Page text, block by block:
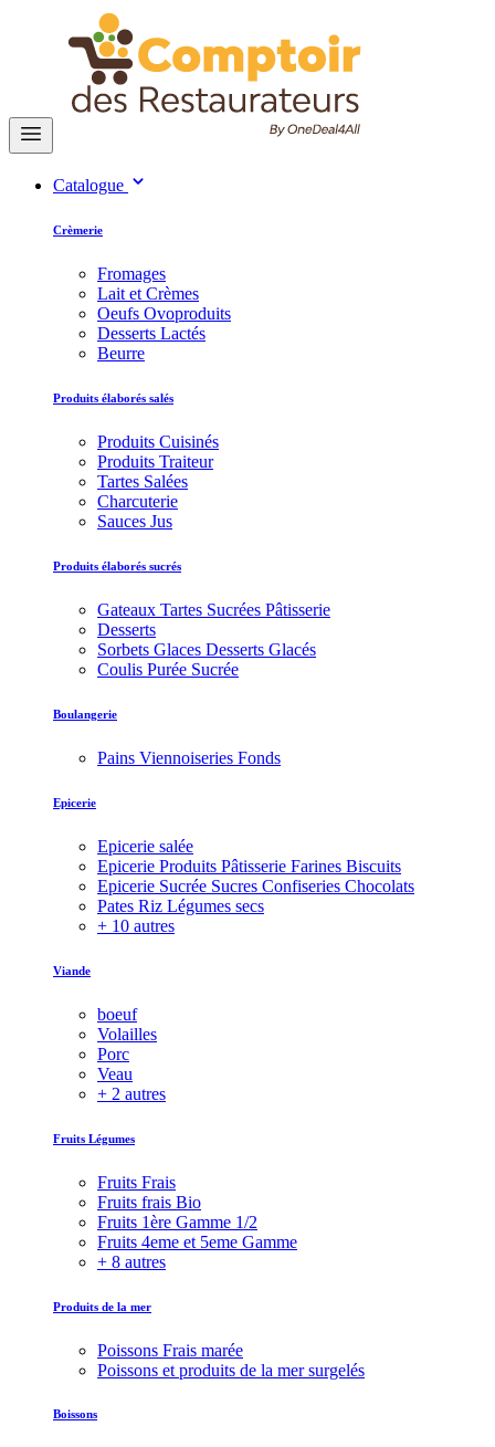
Catalogue
Crèmerie
Fromages
Lait et Crèmes
Oeufs Ovoproduits
Desserts Lactés
Beurre
Produits élaborés salés
Produits Cuisinés
Produits Traiteur
Tartes Salées
Charcuterie
Sauces Jus
Produits élaborés sucrés
Gateaux Tartes Sucrées Pâtisserie
Desserts
Sorbets Glaces Desserts Glacés
Coulis Purée Sucrée
Boulangerie
Pains Viennoiseries Fonds
Epicerie
Epicerie salée
Epicerie Produits Pâtisserie Farines Biscuits
Epicerie Sucrée Sucres Confiseries Chocolats
Pates Riz Légumes secs
+ 10 autres
Viande
boeuf
Volailles
Porc
Veau
+ 2 autres
Fruits Légumes
Fruits Frais
Fruits frais Bio
Fruits 1ère Gamme 1/2
Fruits 4eme et 5eme Gamme
+ 8 autres
Produits de la mer
Poissons Frais marée
Poissons et produits de la mer surgelés
Boissons